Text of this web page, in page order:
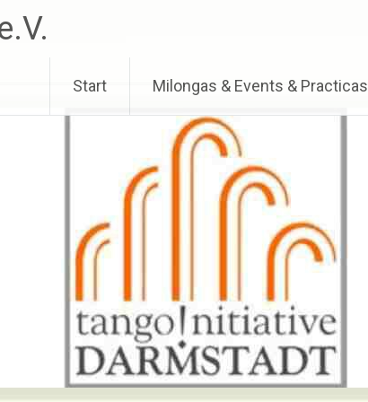
Start Milongas & Events & Practicas